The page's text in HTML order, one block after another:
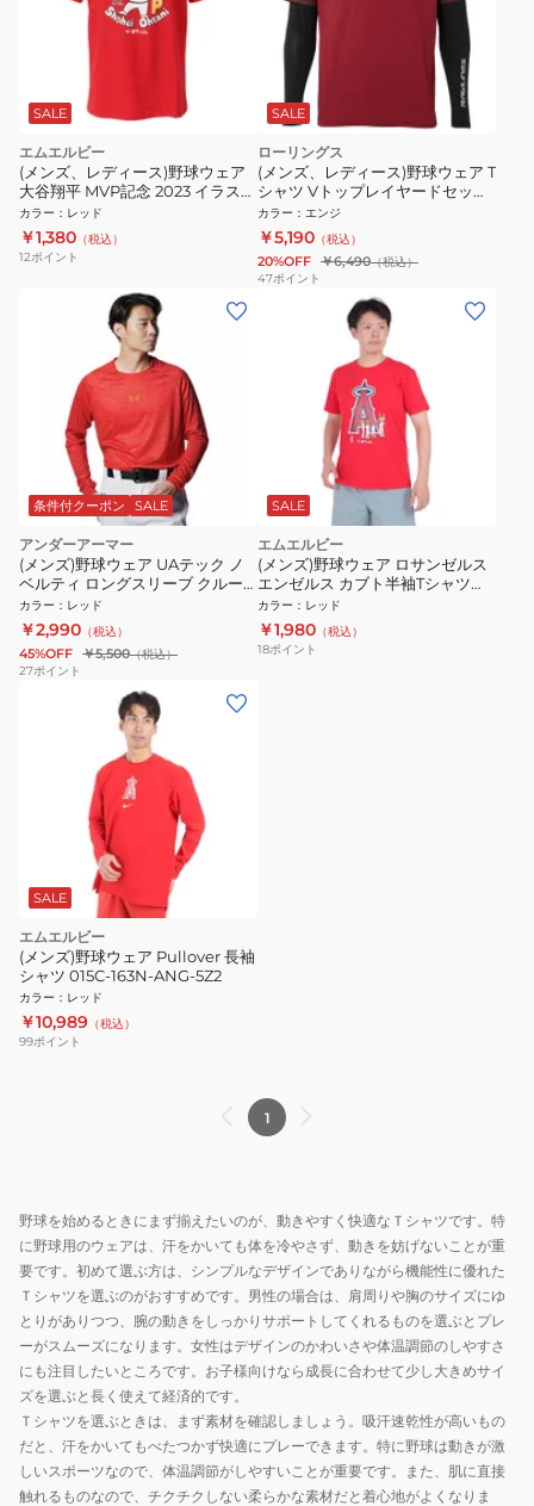
SALE
エムエルビー
(メンズ、レディース)野球ウェア
大谷翔平 MVP記念 2023 イラスト
Tシャツ エンゼルス ML01-23FW-
0006 RED
カラー ： レッド
￥1,380 （税込）
12ポイント
SALE
ローリングス
(メンズ、レディース)野球ウェア T
シャツ Vトップレイヤードセット
AUT15S01S-MA
カラー ： エンジ
￥5,190 （税込）
20%OFF ￥6,490（税込）
47ポイント
条件付クーポン SALE
アンダーアーマー
(メンズ)野球ウェア UAテック ノ
ベルティ ロングスリーブ クルー
ネック Tシャツ 1388135 600
カラー ： レッド
￥2,990 （税込）
45%OFF ￥5,500（税込）
27ポイント
SALE
エムエルビー
(メンズ)野球ウェア ロサンゼルス
エンゼルス カブト半袖Tシャツ
ML01-23SS-0041-RED
カラー ： レッド
￥1,980 （税込）
18ポイント
SALE
エムエルビー
(メンズ)野球ウェア Pullover 長袖
シャツ 015C-163N-ANG-5Z2
カラー ： レッド
￥10,989 （税込）
99ポイント
1
野球を始めるときにまず揃えたいのが、動きやすく快適なＴシャツです。特
に野球用のウェアは、汗をかいても体を冷やさず、動きを妨げないことが重
要です。初めて選ぶ方は、シンプルなデザインでありながら機能性に優れた
Ｔシャツを選ぶのがおすすめです。男性の場合は、肩周りや胸のサイズにゆ
とりがありつつ、腕の動きをしっかりサポートしてくれるものを選ぶとプレ
ーがスムーズになります。女性はデザインのかわいさや体温調節のしやすさ
にも注目したいところです。お子様向けなら成長に合わせて少し大きめサイ
ズを選ぶと長く使えて経済的です。
Ｔシャツを選ぶときは、まず素材を確認しましょう。吸汗速乾性が高いもの
だと、汗をかいてもべたつかず快適にプレーできます。特に野球は動きが激
しいスポーツなので、体温調節がしやすいことが重要です。また、肌に直接
触れるものなので、チクチクしない柔らかな素材だと着心地がよくなりま